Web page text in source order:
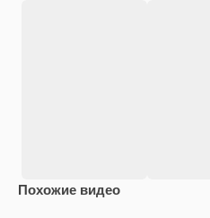
Похожие видео